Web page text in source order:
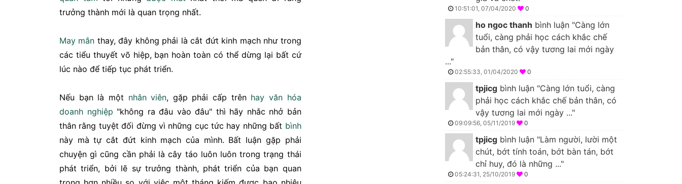
trưởng thành mới là quan trọng nhất.
May mắn thay, đây không phải là cắt đứt kinh mạch như trong
các tiểu thuyết võ hiệp, bạn hoàn toàn có thể dừng lại bất cứ
lúc nào để tiếp tục phát triển.
Nếu bạn là một nhân viên, gặp phải cấp trên hay văn hóa
doanh nghiệp "không ra đâu vào đâu" thì hãy nhắc nhở bản
thân rằng tuyệt đối đừng vì những cục tức hay những bất bình
này mà tự cắt đứt kinh mạch của mình. Bất luận gặp phải
chuyện gì cũng cần phải là cây táo luôn luôn trong trạng thái
phát triển, bởi lẽ sự trưởng thành, phát triển của bạn quan
10:51:01, 07/04/2020 0
ho ngoc thanh bình luận "Càng lớn
tuổi, càng phải học cách khắc chế
bản thân, có vậy tương lai mới ngày
..."
02:55:33, 01/04/2020 0
tpjicg bình luận "Càng lớn tuổi, càng
phải học cách khắc chế bản thân, có
vậy tương lai mới ngày ..."
09:09:56, 05/11/2019 0
tpjicg bình luận "Làm người, lười một
chút, bớt tính toán, bớt bàn tán, bớt
chỉ huy, đó là những ..."
05:24:31, 25/10/2019 0